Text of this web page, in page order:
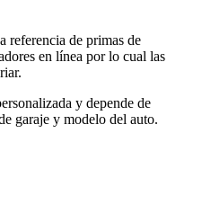
referencia de primas de
en línea por lo cual las
y depende de
garaje y modelo del auto.